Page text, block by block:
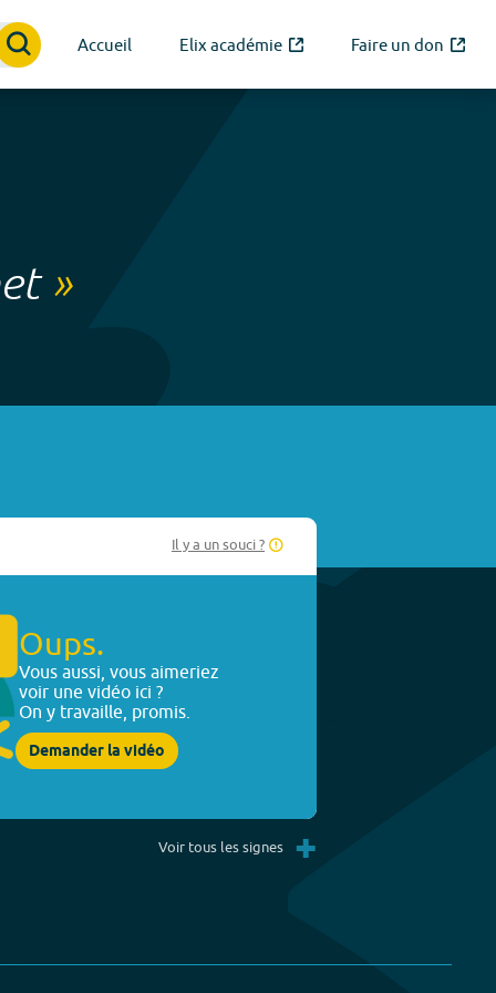
Accueil Elix académie Faire un don
»
Il y a un souci ?
Oups.
Vous aussi, vous aimeriez
voir une vidéo ici ?
On y travaille, promis.
Demander la vidéo
Voir tous les signes +